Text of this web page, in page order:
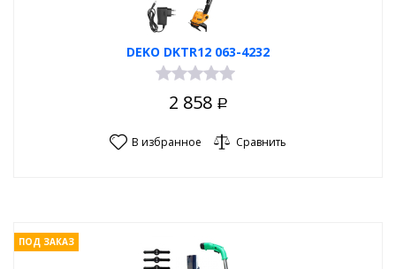
DEKO DKTR12 063-4232
2 858 Р
В избранное Сравнить
ПОД ЗАКАЗ